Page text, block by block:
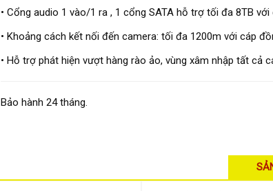
• Cổng audio 1 vào/1 ra , 1 cổng SATA hỗ trợ tối đa 8TB
• Khoảng cách kết nối đến camera: tối đa 1200m với cáp
• Hỗ trợ phát hiện vượt hàng rào ảo, vùng xâm nhập tất cả
Bảo hành 24 tháng.